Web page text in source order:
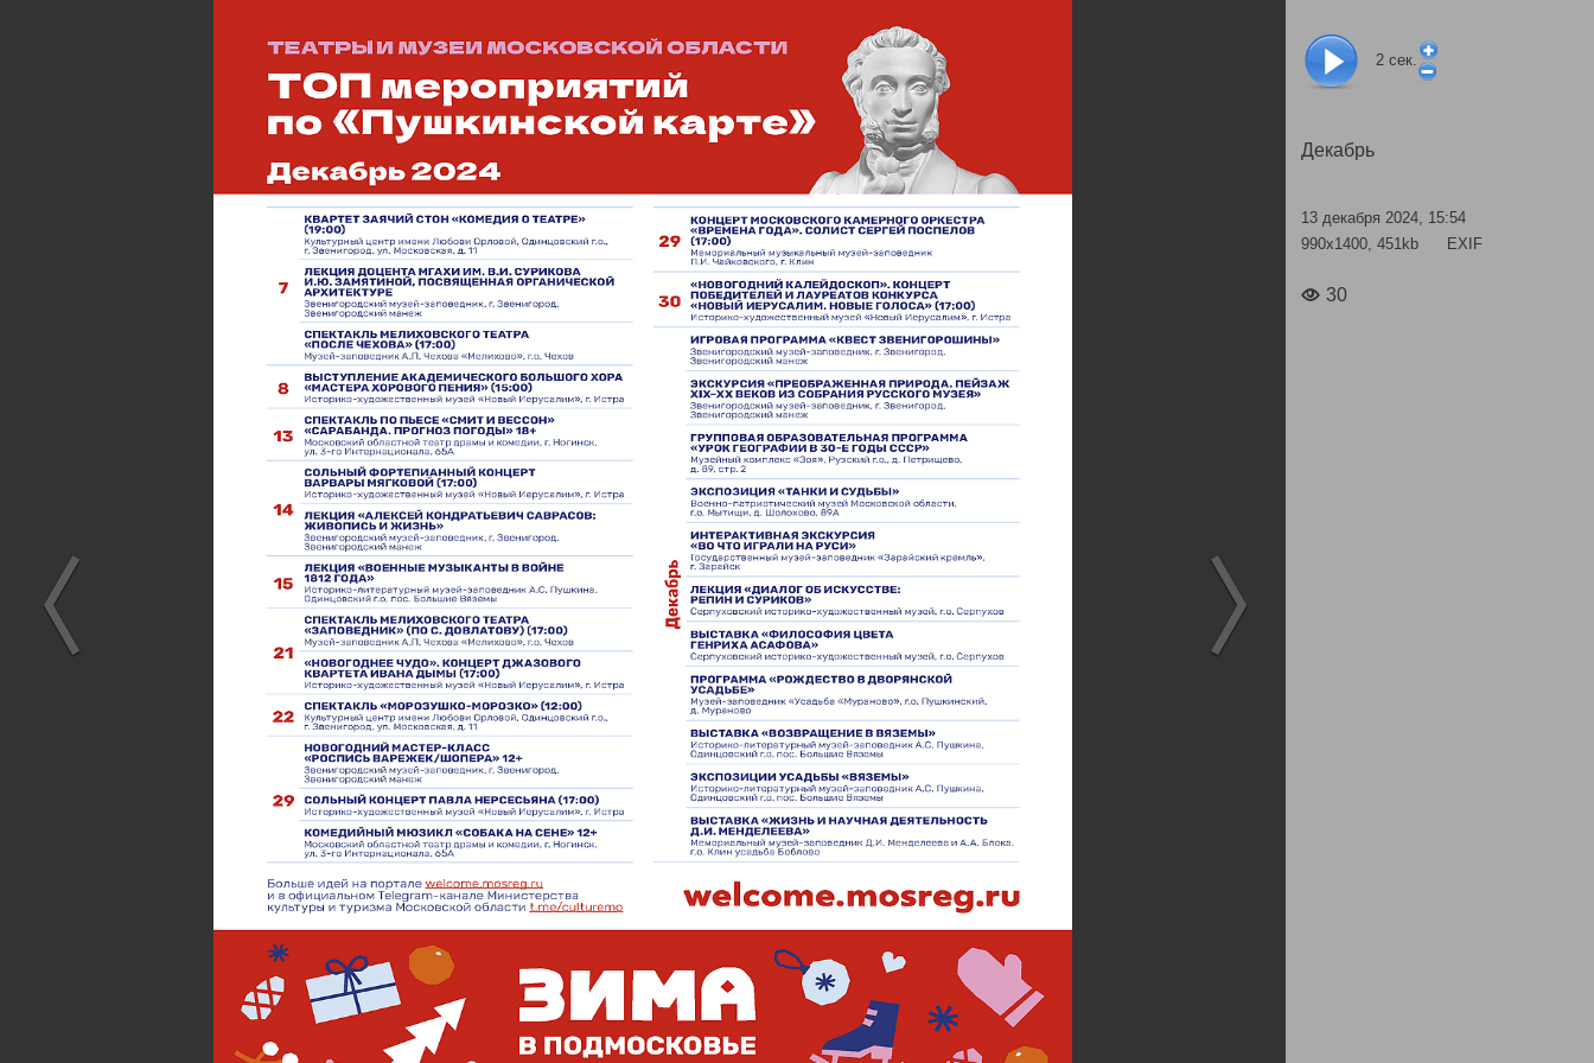
2 сек.
Декабрь
13 декабря 2024, 15:54
990x1400, 451kb
EXIF
30